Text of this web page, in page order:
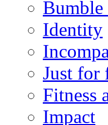
Bumble
Identity
Just for
Fitness
Impact